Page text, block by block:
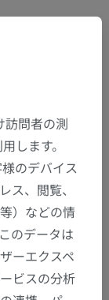
訪問者の測
します。
のデバイス
ス、閲覧、
）などの情
のデータは
ーエクスペ
ビスの分析